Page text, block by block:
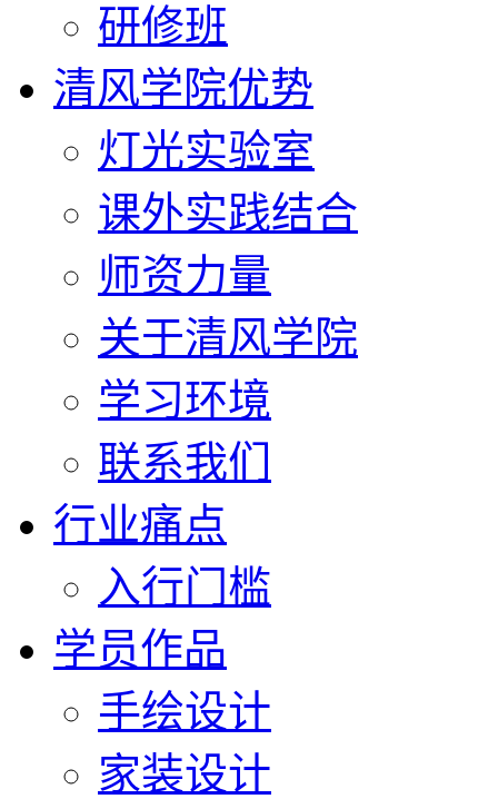
研修班
清风学院优势
灯光实验室
课外实践结合
师资力量
关于清风学院
学习环境
联系我们
行业痛点
入行门槛
学员作品
手绘设计
家装设计